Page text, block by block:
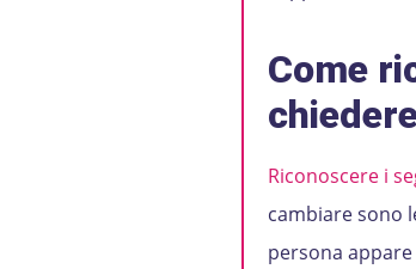
Come
Riconoscere i
cambiare sono
persona